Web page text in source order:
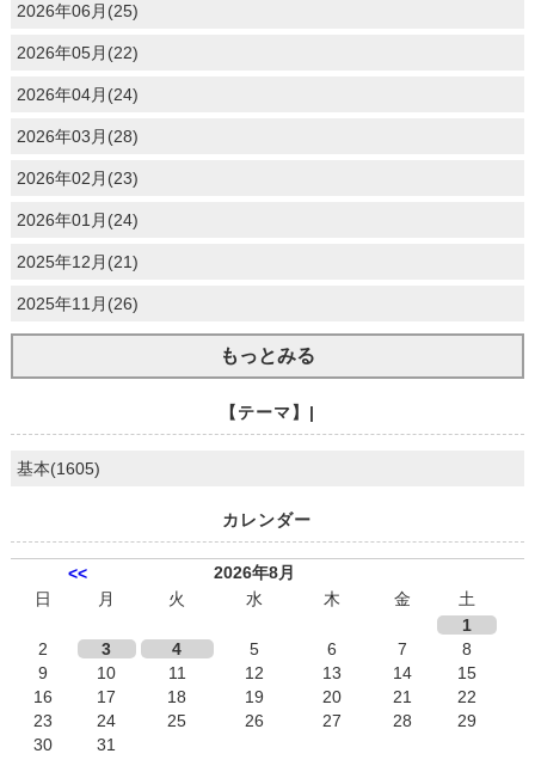
2026年06月(25)
2026年05月(22)
2026年04月(24)
2026年03月(28)
2026年02月(23)
2026年01月(24)
2025年12月(21)
2025年11月(26)
もっとみる
【テーマ】|
基本(1605)
カレンダー
<<
2026年8月
日
月 火 水 木 金
土
1
2
3 4 5 6 7
8
9
10 11 12 13 14
15
16
17 18 19 20 21
22
23
24 25 26 27 28
29
30
31